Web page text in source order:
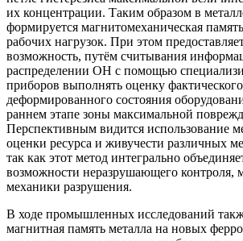
их концентрации. Таким образом в
формируется магнитомеханическая
рабочих нагрузок. При этом
возможность, путём считывания
распределении ОН с помощью
приборов выполнять оценку
деформированного состояния
раннем этапе зоны максимальной
Перспективным видится использование
оценки ресурса и живучести различных
так как этот метод интегрально
возможности неразрушающего контроля,
механики разрушения.
В ходе промышленных исследований
магнитная память металла на новых